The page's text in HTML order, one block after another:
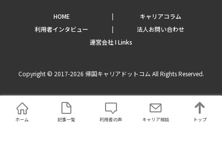
HOME
キャリアコラム
利用者インタビュー
法人お問い合わせ
運営会社 I Links
Copyright © 2017-2026 帰国キャリアドットコム All Rights Reserved.
ホーム 記事一覧 利用者の声 キャリア相談 トップ